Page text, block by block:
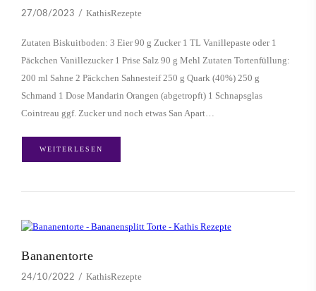
27/08/2023 KathisRezepte
Zutaten Biskuitboden: 3 Eier 90 g Zucker 1 TL Vanillepaste oder 1
Päckchen Vanillezucker 1 Prise Salz 90 g Mehl Zutaten Tortenfüllung:
200 ml Sahne 2 Päckchen Sahnesteif 250 g Quark (40%) 250 g
Schmand 1 Dose Mandarin Orangen (abgetropft) 1 Schnapsglas
Cointreau ggf. Zucker und noch etwas San Apart…
WEITERLESEN
Bananentorte
24/10/2022 KathisRezepte